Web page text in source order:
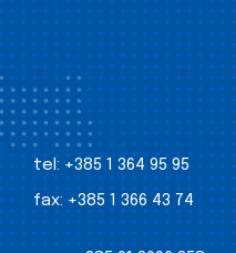
tel: +385 1 364 95 95
fax: +385 1 366 43 74